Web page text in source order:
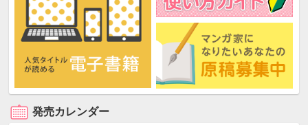
発売カレンダー